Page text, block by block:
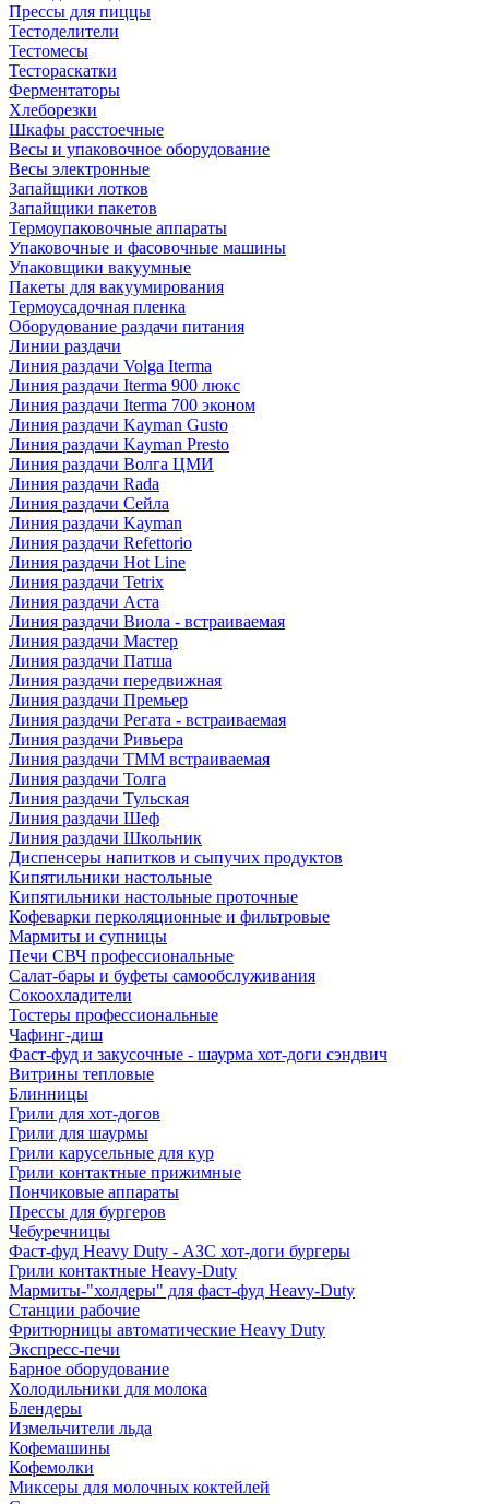
Прессы для пиццы
Тестоделители
Тестомесы
Тестораскатки
Ферментаторы
Хлеборезки
Шкафы расстоечные
Весы и упаковочное оборудование
Весы электронные
Запайщики лотков
Запайщики пакетов
Термоупаковочные аппараты
Упаковочные и фасовочные машины
Упаковщики вакуумные
Пакеты для вакуумирования
Термоусадочная пленка
Оборудование раздачи питания
Линии раздачи
Линия раздачи Volga Iterma
Линия раздачи Iterma 900 люкс
Линия раздачи Iterma 700 эконом
Линия раздачи Kayman Gusto
Линия раздачи Kayman Presto
Линия раздачи Волга ЦМИ
Линия раздачи Rada
Линия раздачи Сейла
Линия раздачи Kayman
Линия раздачи Refettorio
Линия раздачи Hot Line
Линия раздачи Tetrix
Линия раздачи Аста
Линия раздачи Виола - встраиваемая
Линия раздачи Мастер
Линия раздачи Патша
Линия раздачи передвижная
Линия раздачи Премьер
Линия раздачи Регата - встраиваемая
Линия раздачи Ривьера
Линия раздачи ТММ встраиваемая
Линия раздачи Толга
Линия раздачи Тульская
Линия раздачи Шеф
Линия раздачи Школьник
Диспенсеры напитков и сыпучих продуктов
Кипятильники настольные
Кипятильники настольные проточные
Кофеварки перколяционные и фильтровые
Мармиты и супницы
Печи СВЧ профессиональные
Салат-бары и буфеты самообслуживания
Сокоохладители
Тостеры профессиональные
Чафинг-диш
Фаст-фуд и закусочные - шаурма хот-доги сэндвич
Витрины тепловые
Блинницы
Грили для хот-догов
Грили для шаурмы
Грили карусельные для кур
Грили контактные прижимные
Пончиковые аппараты
Прессы для бургеров
Чебуречницы
Фаст-фуд Heavy Duty - АЗС хот-доги бургеры
Грили контактные Heavy-Duty
Мармиты-"холдеры" для фаст-фуд Heavy-Duty
Станции рабочие
Фритюрницы автоматические Heavy Duty
Экспресс-печи
Барное оборудование
Холодильники для молока
Блендеры
Измельчители льда
Кофемашины
Кофемолки
Миксеры для молочных коктейлей